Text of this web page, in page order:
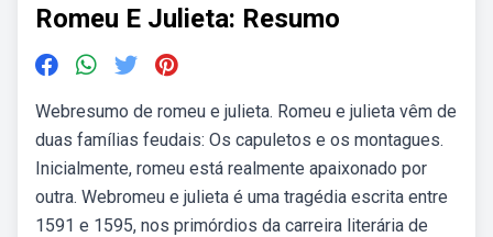
Romeu E Julieta: Resumo
Webresumo de romeu e julieta. Romeu e julieta vêm de
duas famílias feudais: Os capuletos e os montagues.
Inicialmente, romeu está realmente apaixonado por
outra. Webromeu e julieta é uma tragédia escrita entre
1591 e 1595, nos primórdios da carreira literária de